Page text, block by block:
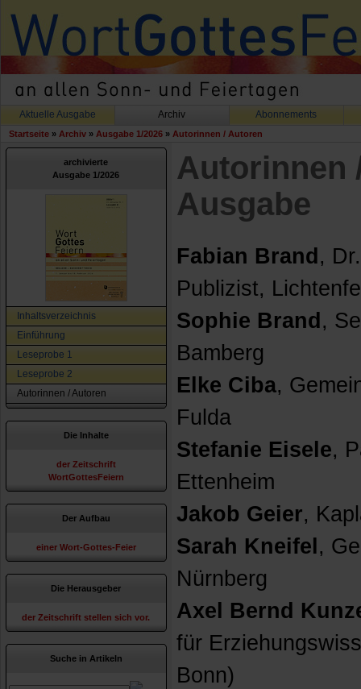
Aktuelle Ausgabe Archiv Abonnements
Startseite » Archiv » Ausgabe 1/2026 » Autorinnen / Autoren
archivierte
Ausgabe 1/2026
Inhaltsverzeichnis
Einführung
Leseprobe 1
Leseprobe 2
Autorinnen / Autoren
Die Inhalte
der Zeitschrift
WortGottesFeiern
Der Aufbau
einer Wort-Gottes-Feier
Die Herausgeber
der Zeitschrift stellen sich vor.
Suche in Artikeln
Autorinnen
Ausgabe
Fabian Brand ,
Publizist,
Sophie Brand ,
Bamberg
Elke Ciba,
Fulda
Stefanie Eisele,
Ettenheim
Jakob Geier,
Sarah Kneifel ,
Nürnberg
Axel Bernd
für
Bonn)